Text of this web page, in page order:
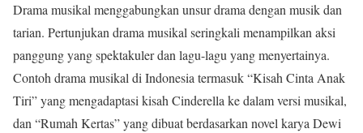
Drama musikal menggabungkan unsur drama dengan musik dan
tarian. Pertunjukan drama musikal seringkali menampilkan aksi
panggung yang spektakuler dan lagu-lagu yang menyertainya.
Contoh drama musikal di Indonesia termasuk “Kisah Cinta Anak
Tiri” yang mengadaptasi kisah Cinderella ke dalam versi musikal,
dan “Rumah Kertas” yang dibuat berdasarkan novel karya Dewi